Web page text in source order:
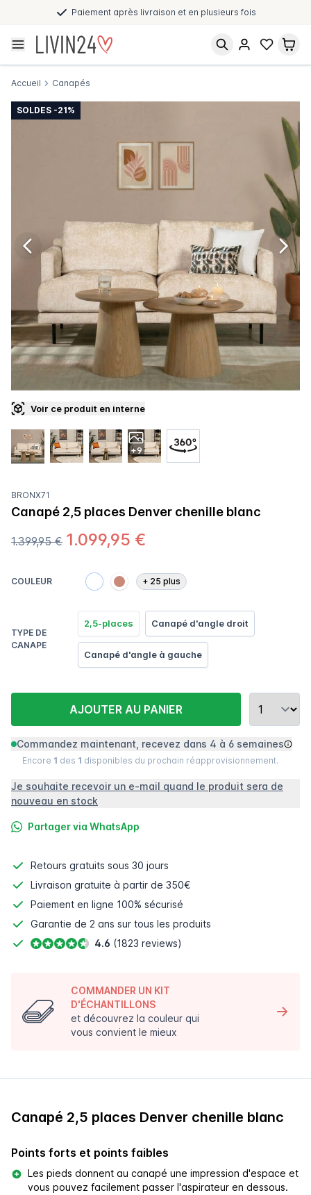
Accueil Canapés
SOLDES -21%
Voir ce produit en interne
+9
BRONX71
Canapé 2,5 places Denver chenille blanc
1.399,95 € 1.099,95 €
COULEUR + 25 plus
TYPE DE
CANAPE
2,5-places Canapé d'angle droit
Canapé d'angle à gauche
AJOUTER AU PANIER
Commandez maintenant, recevez dans 4 à 6 semaines
Encore 1 des 1 disponibles du prochain réapprovisionnement.
Je souhaite recevoir un e-mail quand le produit sera de
nouveau en stock
Partager via WhatsApp
Retours gratuits sous 30 jours
Livraison gratuite à partir de 350€
Paiement en ligne 100% sécurisé
Garantie de 2 ans sur tous les produits
4.6 (1823 reviews)
COMMANDER UN KIT
D'ÉCHANTILLONS
et découvrez la couleur qui
vous convient le mieux
Canapé 2,5 places Denver chenille blanc
Points forts et points faibles
Les pieds donnent au canapé une impression d'espace et
vous pouvez facilement passer l'aspirateur en dessous.